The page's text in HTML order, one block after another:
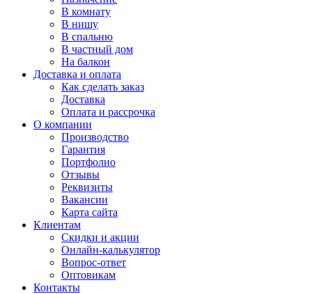
В комнату
В нишу
В спальню
В частный дом
На балкон
Доставка и оплата
Как сделать заказ
Доставка
Оплата и рассрочка
О компании
Производство
Гарантия
Портфолио
Отзывы
Реквизиты
Вакансии
Карта сайта
Клиентам
Скидки и акции
Онлайн-калькулятор
Вопрос-ответ
Оптовикам
Контакты